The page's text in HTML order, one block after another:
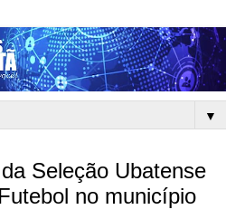
▼
Seleção Ubatense
no município